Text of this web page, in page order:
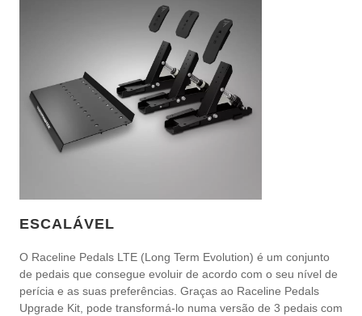
ESCALÁVEL
O Raceline Pedals LTE (Long Term Evolution) é um conjunto
de pedais que consegue evoluir de acordo com o seu nível de
perícia e as suas preferências. Graças ao Raceline Pedals
Upgrade Kit, pode transformá-lo numa versão de 3 pedais com